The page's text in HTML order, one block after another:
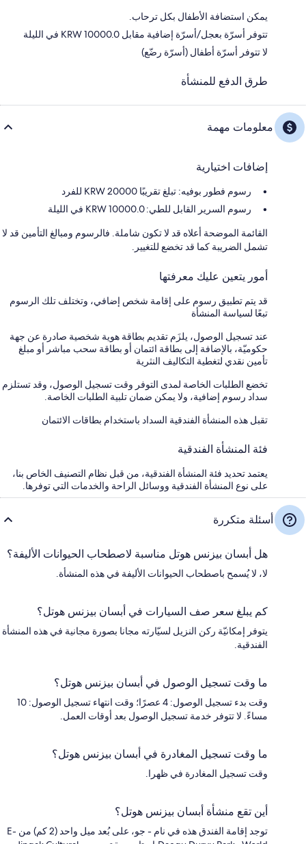
يمكن استضافة الأطفال بكل ترحاب.
تتوفر أسرّة بعجل/أسرّة إضافية مقابل KRW 10000.0 في الليلة
لا تتوفر أسرّة أطفال (أسرّة رضّع)
طرق الدفع للمنشأة
معلومات مهمة
إضافات اختيارية
رسوم فطور بوفيه: تبلغ تقريبًا 20000 KRW للفرد
رسوم السرير القابل للطي: 10000.0 KRW في الليلة
القائمة الموضحة أعلاه قد لا تكون شاملة. فالرسوم ومبالغ التأمين قد لا
تشمل الضريبة كما قد تخضع للتغيير.
أمور يتعين عليك معرفتها
قد يتم تطبيق رسوم على إقامة شخص إضافي، وتختلف تلك الرسوم
تبعًا لسياسة المنشأة
عند تسجيل الوصول، يلزَم تقديم بطاقة هوية شخصية صادرة عن جهة
حكوميّة، بالإضافة إلى بطاقة ائتمان أو بطاقة سحب مباشر أو مبلغ
تأمين نقدي لتغطية التكاليف النثرية
تخضع الطلبات الخاصة لمدى التوفر وقت تسجيل الوصول، وقد تستلزم
سداد رسوم إضافية، ولا يمكن ضمان تلبية الطلبات الخاصة.
تقبل هذه المنشأة الفندقية السداد باستخدام بطاقات الائتمان
فئة المنشأة الفندقية
يعتمد تحديد فئة المنشأة الفندقية، من قبل نظام التصنيف الخاص بنا،
على نوع المنشأة الفندقية ووسائل الراحة والخدمات التي توفرها.
أسئلة متكررة
هل أبسان بيزنس هوتل مناسبة لاصطحاب الحيوانات الأليفة؟
لا، لا يُسمح باصطحاب الحيوانات الأليفة في هذه المنشأة.
كم يبلغ سعر صف السيارات في أبسان بيزنس هوتل؟
يتوفر إمكانيّة ركن النزيل لسيّارته مجانا بصورة مجانية في هذه المنشأة
الفندقية.
ما وقت تسجيل الوصول في أبسان بيزنس هوتل؟
وقت بدء تسجيل الوصول: 4 عصرًا؛ وقت انتهاء تسجيل الوصول: 10
مساءً. لا تتوفر خدمة تسجيل الوصول بعد أوقات العمل.
ما وقت تسجيل المغادرة في أبسان بيزنس هوتل؟
وقت تسجيل المغادرة في ظهرا.
أين تقع منشأة أبسان بيزنس هوتل؟
توجد إقامة الفندق هذه في نام - جو، على بُعد ميل واحد (2 كم) من E-